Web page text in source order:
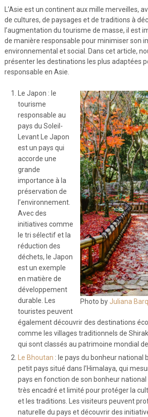
L’Asie est un continent aux mille merveilles,
de cultures, de paysages et de traditions à
l’augmentation du tourisme de masse, il est
de manière responsable pour minimiser son
environnemental et social. Dans cet article,
présenter les destinations les plus adaptées
responsable en Asie.
Photo by Juliana
Le Japon : le
tourisme
responsable au
pays du Soleil-
Levant Le Japon
est un pays qui
accorde une
grande
importance à la
préservation de
l’environnement.
Avec des
initiatives comme
le tri sélectif et la
réduction des
déchets, le Japon
est un exemple
en matière de
développement
durable. Les
touristes peuvent
également découvrir des destinations
comme les villages traditionnels de
qui sont classés au patrimoine mondial de
Le Bhoutan : le pays du bonheur national
petit pays situé dans l’Himalaya, qui
pays en fonction de son bonheur
très encadré et limité pour protéger la
et les traditions. Les visiteurs peuvent
naturelle du pays et découvrir des